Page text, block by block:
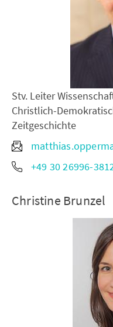
Stv. Leiter
Christlich-
Zeitgeschichte
+49 30 26996-
Christine Brunzel